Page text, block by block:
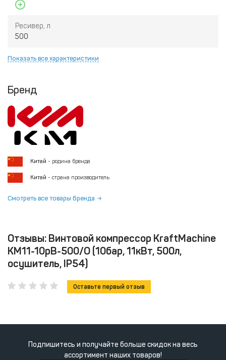
Ресивер, л
500
Показать все характеристики
Бренд
Китай - родина бренда
Китай - страна производитель
Смотреть все товары бренда
Отзывы: Винтовой компрессор KraftMachine
КМ11-10рВ-500/О (10бар, 11кВт, 500л,
осушитель, IP54)
Оставьте первый отзыв
Подпишитесь и получайте больше скидок на весь
ассортимент наших товаров!